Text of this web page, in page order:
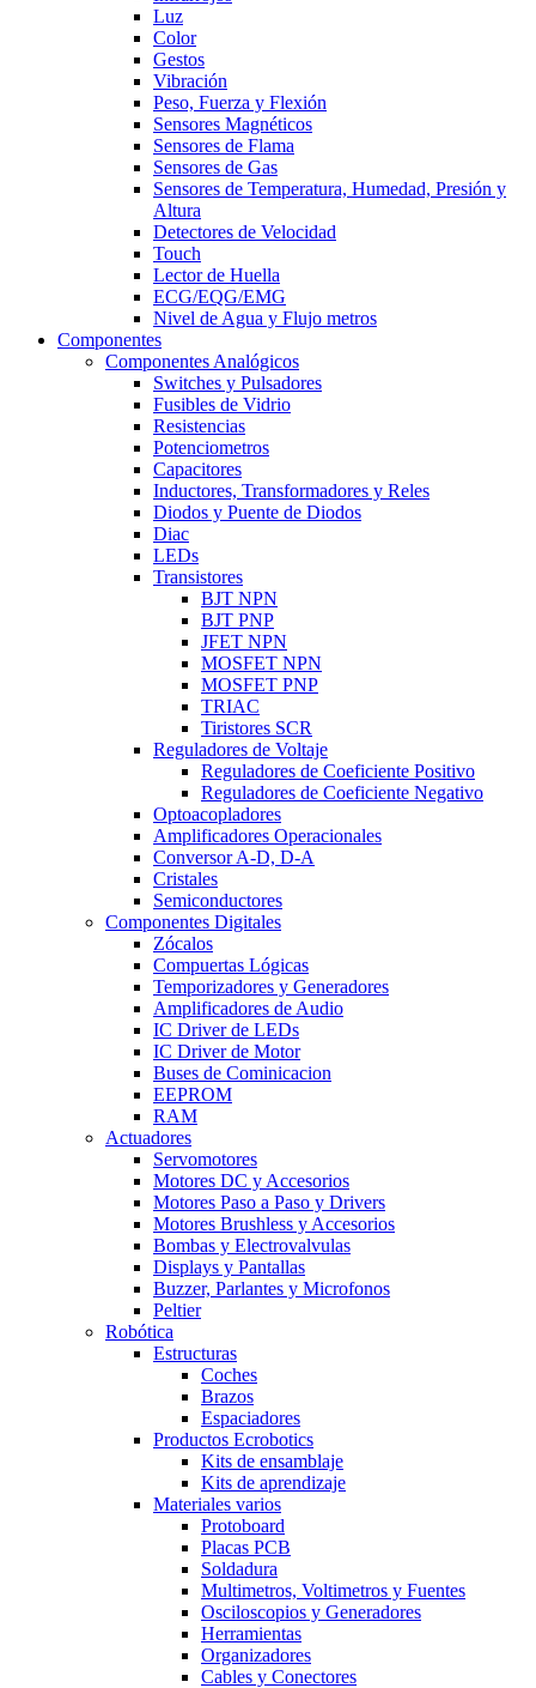
Luz
Color
Gestos
Vibración
Peso, Fuerza y Flexión
Sensores Magnéticos
Sensores de Flama
Sensores de Gas
Sensores de Temperatura, Humedad, Presión y
Altura
Detectores de Velocidad
Touch
Lector de Huella
ECG/EQG/EMG
Nivel de Agua y Flujo metros
Componentes
Componentes Analógicos
Switches y Pulsadores
Fusibles de Vidrio
Resistencias
Potenciometros
Capacitores
Inductores, Transformadores y Reles
Diodos y Puente de Diodos
Diac
LEDs
Transistores
BJT NPN
BJT PNP
JFET NPN
MOSFET NPN
MOSFET PNP
TRIAC
Tiristores SCR
Reguladores de Voltaje
Reguladores de Coeficiente Positivo
Reguladores de Coeficiente Negativo
Optoacopladores
Amplificadores Operacionales
Conversor A-D, D-A
Cristales
Semiconductores
Componentes Digitales
Zócalos
Compuertas Lógicas
Temporizadores y Generadores
Amplificadores de Audio
IC Driver de LEDs
IC Driver de Motor
Buses de Cominicacion
EEPROM
RAM
Actuadores
Servomotores
Motores DC y Accesorios
Motores Paso a Paso y Drivers
Motores Brushless y Accesorios
Bombas y Electrovalvulas
Displays y Pantallas
Buzzer, Parlantes y Microfonos
Peltier
Robótica
Estructuras
Coches
Brazos
Espaciadores
Productos Ecrobotics
Kits de ensamblaje
Kits de aprendizaje
Materiales varios
Protoboard
Placas PCB
Soldadura
Multimetros, Voltimetros y Fuentes
Osciloscopios y Generadores
Herramientas
Organizadores
Cables y Conectores